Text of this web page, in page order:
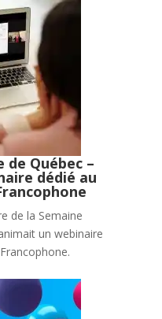
de Québec –
dédié au
de la Semaine
un webinaire